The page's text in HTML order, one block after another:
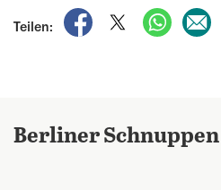
Teilen:
auf Facebook teilen
auf X teilen
per
Berliner Schnuppen